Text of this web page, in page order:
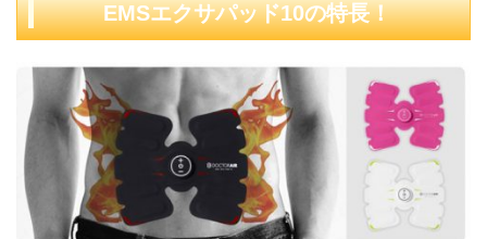
EMSエクサパッド10の特長！